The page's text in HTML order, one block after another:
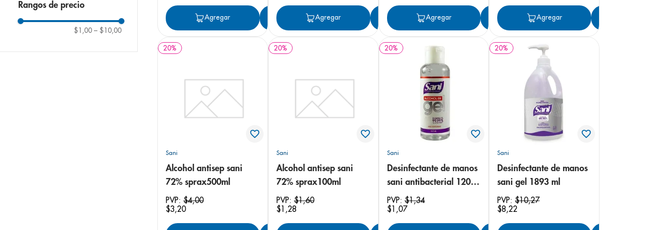
Rangos de precio
$1,00 – $10,00
Agregar AgregarAgregar AgregarAgregar AgregarAgregar
20%
Sani
Alcohol antisep sani
72% sprax500ml
PVP: $4,00
$3,20
20%
Sani
Alcohol antisep sani
72% sprax100ml
PVP:$1,60
$1 ,28
20%
Sani
Desinfectante de manos
sani antibacterial 120
ml
PVP:$1,34
$1 ,07
20%
Sani
Desinfectante de manos
sani gel 1893 ml
PVP:$10,27
$8,22